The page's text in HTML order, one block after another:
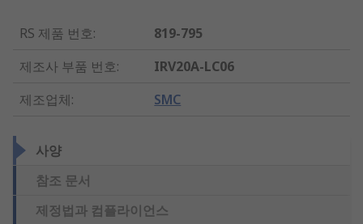
RS 제품 번호:
819-795
제조사 부품 번호:
IRV20A-LC06
제조업체: SMC
사양
참조 문서
제정법과 컴플라이언스